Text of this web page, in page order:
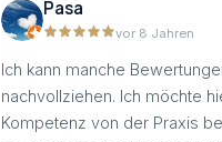
Pasa
vor 8 Jahren
Ich kann manche
nachvollziehen. Ich möchte
Kompetenz von der Praxis